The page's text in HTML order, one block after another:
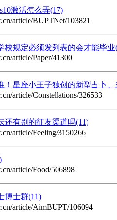
激活怎么弄(17)
article/BUPTNet/103821
校规定必须发列表的会才能毕业
article/Paper/41300
！星座小王子独创的新型占卜
article/Constellations/326533
还有别的征友渠道吗(11)
article/Feeling/3150266
article/Food/506898
博士群(11)
article/AimBUPT/106094